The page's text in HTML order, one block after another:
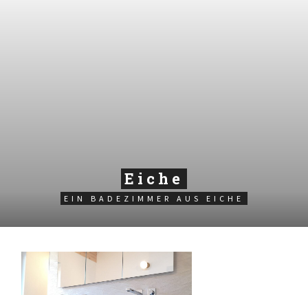
Eiche
EIN BADEZIMMER AUS EICHE